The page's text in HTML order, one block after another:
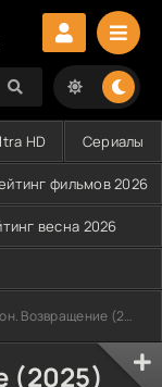
HD Сериалы
фильмов 2026
весна 2026
Возвращение (2025)
(2025)